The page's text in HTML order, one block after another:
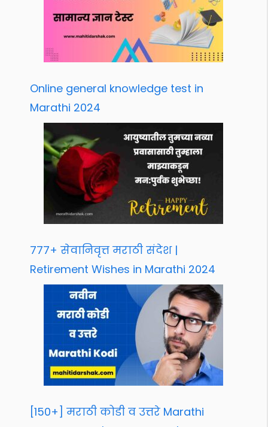
Online general knowledge test in
Marathi 2024
777+ सेवानिवृत्त मराठी संदेश |
Retirement Wishes in Marathi 2024
[150+] मराठी कोडी व उत्तरे Marathi